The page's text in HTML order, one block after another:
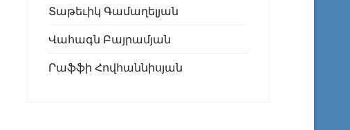
Տաթեւիկ Գամաղելյան
Վահագն Բայրամյան
Րաֆֆի Հովհաննիսյան